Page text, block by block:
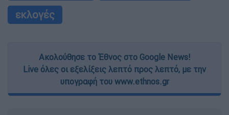
εκλογές
Ακολούθησε το Έθνος στο Google News!
Live όλες οι εξελίξεις λεπτό προς λεπτό, με την
υπογραφή του www.ethnos.gr